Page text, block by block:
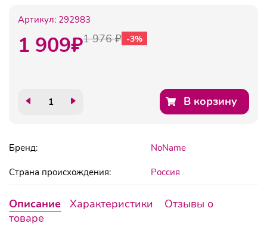
Артикул: 292983
1 909₽1 976 ₽ -3%
В корзину
Бренд: NoName
Страна происхождения: Россия
Описание Характеристики
Отзывы о
товаре